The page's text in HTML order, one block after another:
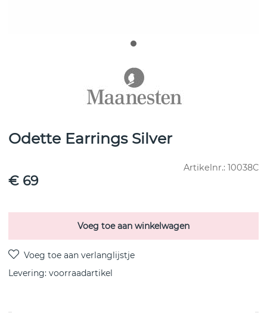
Odette Earrings Silver
Artikelnr.: 10038C
€ 69
Voeg toe aan winkelwagen
Levering: voorraadartikel